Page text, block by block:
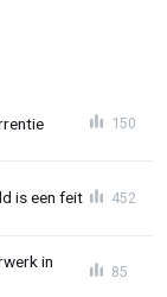
150
is een feit 452
in
85